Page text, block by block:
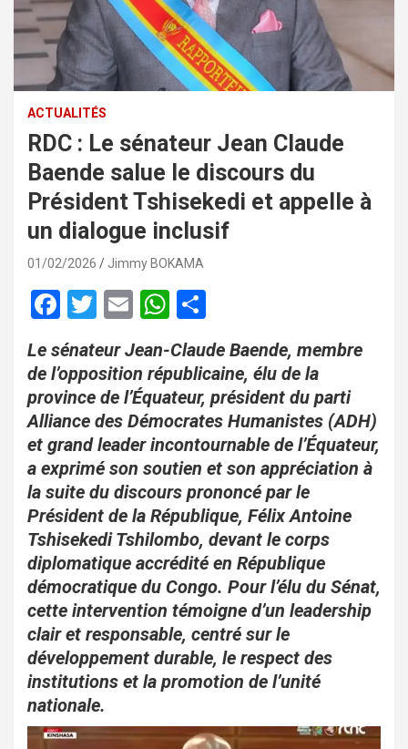
ACTUALITÉS
RDC : Le sénateur Jean Claude
Baende salue le discours du
Président Tshisekedi et appelle à
un dialogue inclusif
01/02/2026 Jimmy BOKAMA
F
a
ce
b
o
o
k
T
tt
er
E
ail
W
h
at
s
A
p
p
ar
ta
g
er
Le sénateur Jean-Claude Baende, membre
de l’opposition républicaine, élu de la
province de l’Équateur, président du parti
Alliance des Démocrates Humanistes (ADH)
et grand leader incontournable de l’Équateur,
a exprimé son soutien et son appréciation à
la suite du discours prononcé par le
Président de la République, Félix Antoine
Tshisekedi Tshilombo, devant le corps
diplomatique accrédité en République
démocratique du Congo. Pour l’élu du Sénat,
cette intervention témoigne d’un leadership
clair et responsable, centré sur le
développement durable, le respect des
institutions et la promotion de l’unité
nationale.